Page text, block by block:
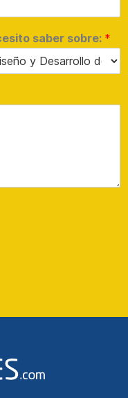
saber sobre: *